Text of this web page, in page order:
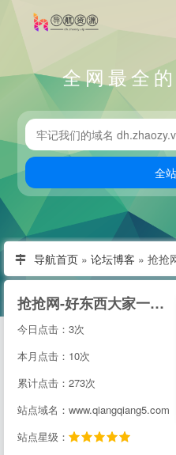
全网最全
导航首页 » 论坛博客 » 抢抢
抢抢网-好东西大家一起抢！
今日点击：3次
本月点击：10次
累计点击：273次
站点域名：www.qiangqiang5.com
站点星级：